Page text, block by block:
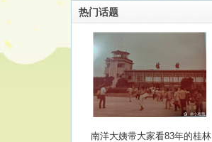
桂
林
热门话题
南洋大姨带大家看83年的桂林